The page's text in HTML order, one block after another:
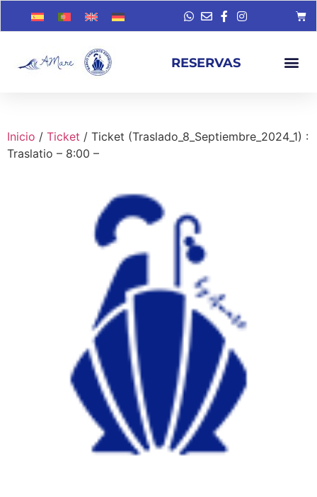
RESERVAS
Inicio / Ticket / Ticket (Traslado_8_Septiembre_2024_1) :
Traslatio – 8:00 –